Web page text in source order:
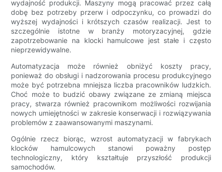
wydajność produkcji. Maszyny mogą pracować przez całą
dobę bez potrzeby przerw i odpoczynku, co prowadzi do
wyższej wydajności i krótszych czasów realizacji. Jest to
szczególnie istotne w branży motoryzacyjnej, gdzie
zapotrzebowanie na klocki hamulcowe jest stałe i często
nieprzewidywalne.
Automatyzacja może również obniżyć koszty pracy,
ponieważ do obsługi i nadzorowania procesu produkcyjnego
może być potrzebna mniejsza liczba pracowników ludzkich.
Choć może to budzić obawy związane ze zmianą miejsca
pracy, stwarza również pracownikom możliwości rozwijania
nowych umiejętności w zakresie konserwacji i rozwiązywania
problemów z zaawansowanymi maszynami.
Ogólnie rzecz biorąc, wzrost automatyzacji w fabrykach
klocków hamulcowych stanowi poważny postęp
technologiczny, który kształtuje przyszłość produkcji
samochodów.